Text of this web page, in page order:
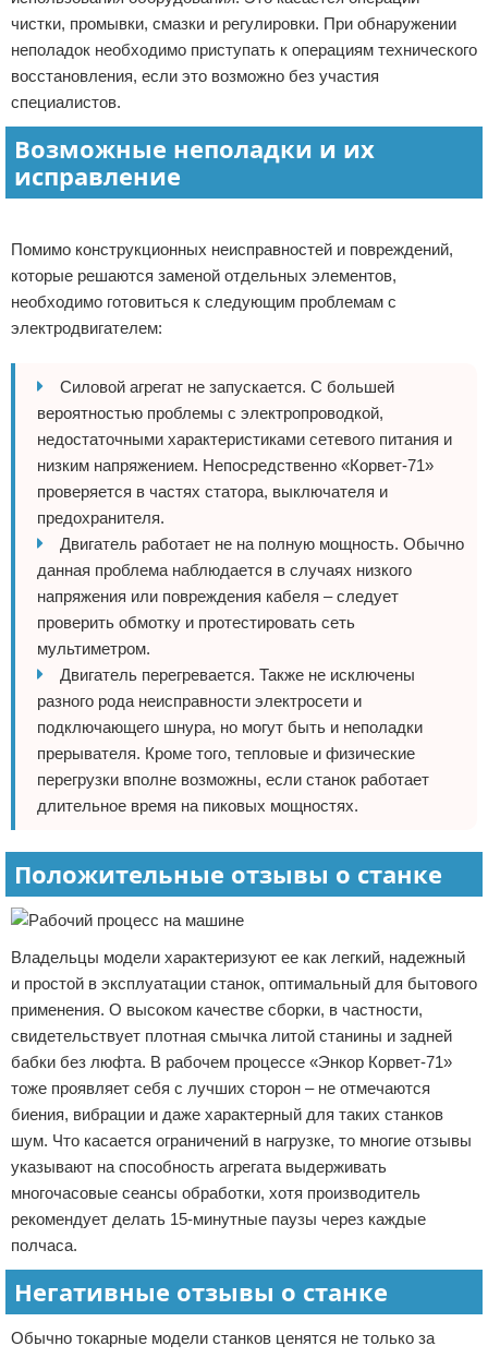
чистки, промывки, смазки и регулировки. При обнаружении
неполадок необходимо приступать к операциям технического
восстановления, если это возможно без участия
специалистов.
Возможные неполадки и их
исправление
Помимо конструкционных неисправностей и повреждений,
которые решаются заменой отдельных элементов,
необходимо готовиться к следующим проблемам с
электродвигателем:
Силовой агрегат не запускается. С большей
вероятностью проблемы с электропроводкой,
недостаточными характеристиками сетевого питания и
низким напряжением. Непосредственно «Корвет-71»
проверяется в частях статора, выключателя и
предохранителя.
Двигатель работает не на полную мощность. Обычно
данная проблема наблюдается в случаях низкого
напряжения или повреждения кабеля – следует
проверить обмотку и протестировать сеть
мультиметром.
Двигатель перегревается. Также не исключены
разного рода неисправности электросети и
подключающего шнура, но могут быть и неполадки
прерывателя. Кроме того, тепловые и физические
перегрузки вполне возможны, если станок работает
длительное время на пиковых мощностях.
Положительные отзывы о станке
Владельцы модели характеризуют ее как легкий, надежный
и простой в эксплуатации станок, оптимальный для бытового
применения. О высоком качестве сборки, в частности,
свидетельствует плотная смычка литой станины и задней
бабки без люфта. В рабочем процессе «Энкор Корвет-71»
тоже проявляет себя с лучших сторон – не отмечаются
биения, вибрации и даже характерный для таких станков
шум. Что касается ограничений в нагрузке, то многие отзывы
указывают на способность агрегата выдерживать
многочасовые сеансы обработки, хотя производитель
рекомендует делать 15-минутные паузы через каждые
полчаса.
Негативные отзывы о станке
Обычно токарные модели станков ценятся не только за